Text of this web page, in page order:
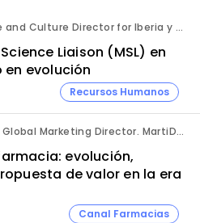
Bea Makowka, People and Culture Director for Iberia y Alberto Municio, Talent Seach Solutions Lead for Iberia. Inizio Engage.
Liaison (MSL) en
evolución
Recursos Humanos
María José Sevillano. Global Marketing Director. MartiDerm.
evolución,
de valor en la era
Canal Farmacias